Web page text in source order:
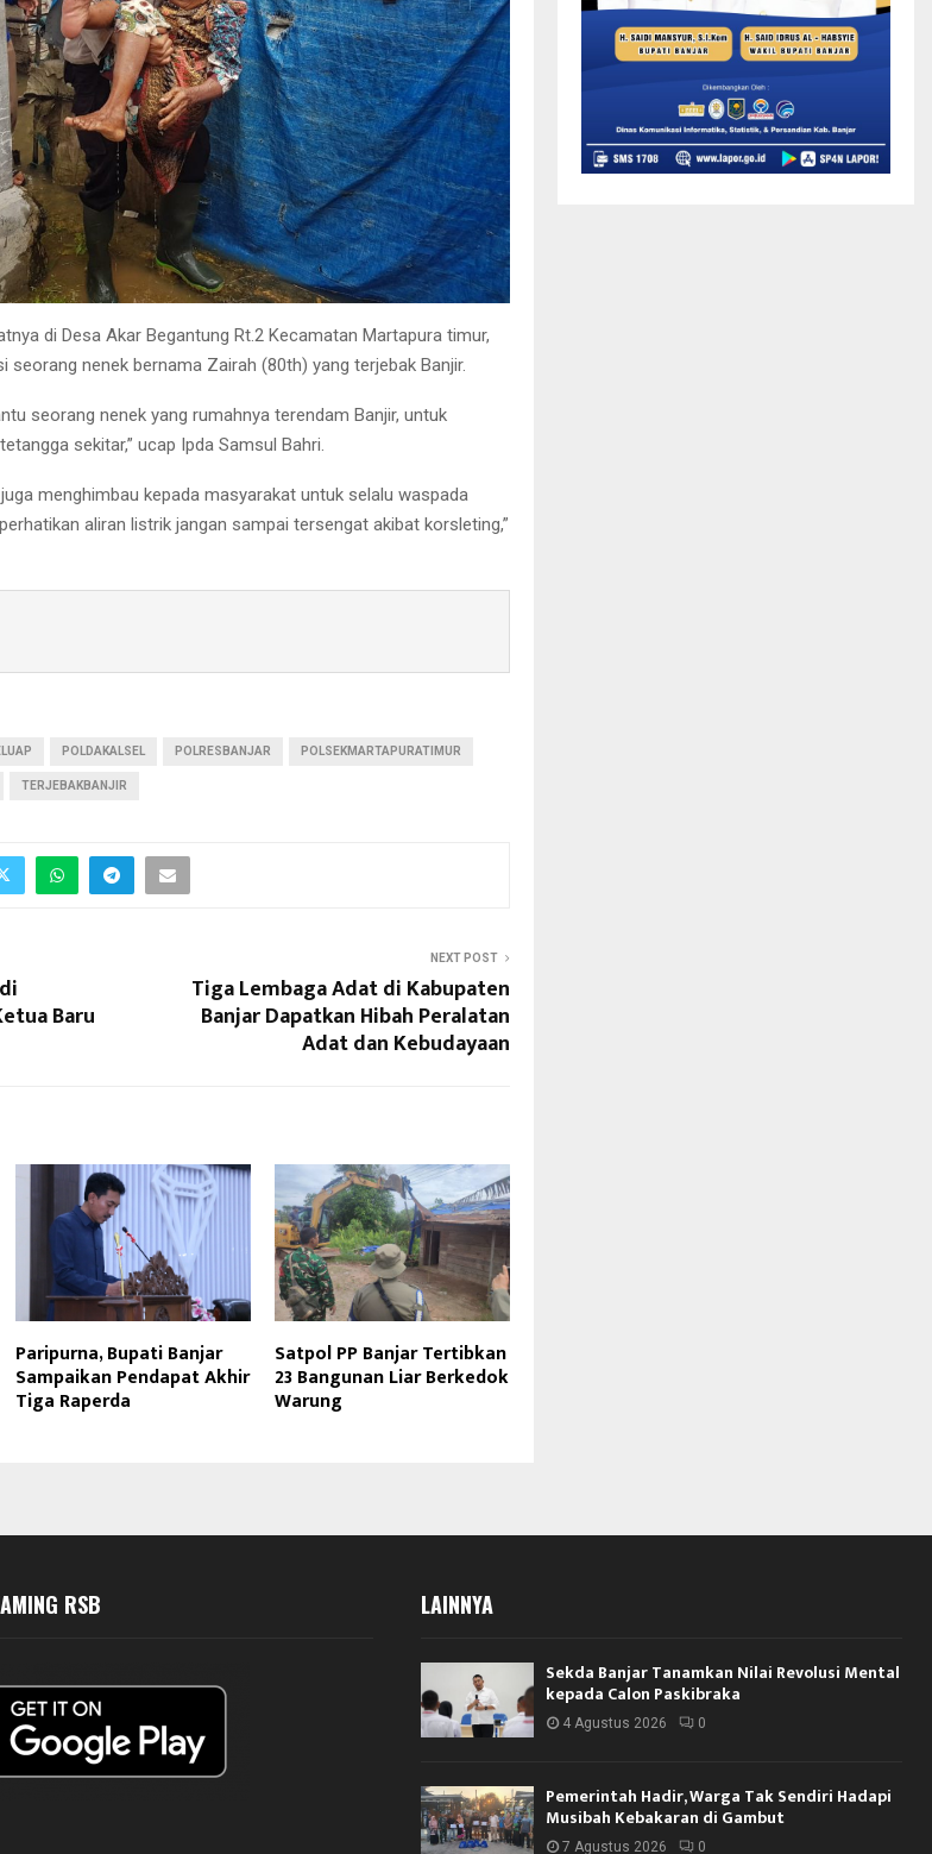
di Desa Akar Begantung Rt.2 Kecamatan Martapura timur,
seorang nenek bernama Zairah (80th) yang terjebak Banjir.
seorang nenek yang rumahnya terendam Banjir, untuk
sekitar,” ucap Ipda Samsul Bahri.
menghimbau kepada masyarakat untuk selalu waspada
aliran listrik jangan sampai tersengat akibat korsleting,”
POLDAKALSEL POLRESBANJAR POLSEKMARTAPURATIMUR
TERJEBAKBANJIR
Baru
NEXT POST
Tiga Lembaga Adat di Kabupaten
Banjar Dapatkan Hibah Peralatan
Adat dan Kebudayaan
Paripurna, Bupati Banjar
Sampaikan Pendapat Akhir
Tiga Raperda
Satpol PP Banjar Tertibkan
23 Bangunan Liar Berkedok
Warung
RSB LAINNYA
Sekda Banjar Tanamkan Nilai Revolusi Mental
kepada Calon Paskibraka
4 Agustus 2026 0
Pemerintah Hadir, Warga Tak Sendiri Hadapi
Musibah Kebakaran di Gambut
7 Agustus 2026 0